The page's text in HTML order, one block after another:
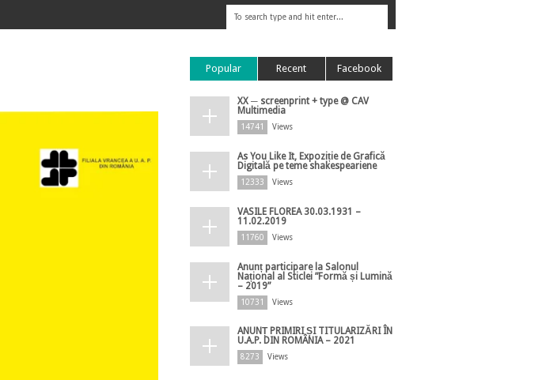
Popular Recent Facebook
XX ─ screenprint + type @ CAV
Multimedia
14741 Views
As You Like It, Expoziție de Grafică
Digitală pe teme shakespeariene
12333 Views
VASILE FLOREA 30.03.1931 –
11.02.2019
11760 Views
Anunț participare la Salonul
Național al Sticlei ”Formă și Lumină
– 2019”
10731 Views
ANUNȚ PRIMIRI ȘI TITULARIZĂRI ÎN
U.A.P. DIN ROMÂNIA – 2021
8273 Views